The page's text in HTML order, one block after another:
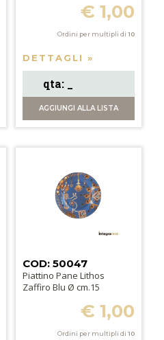
€ 1,00
Ordini per multipli di 10
DETTAGLI »
AGGIUNGI ALLA LISTA
COD: 50047
Piattino Pane Lithos
Zaffiro Blu Ø cm.15
€ 1,00
Ordini per multipli di 10